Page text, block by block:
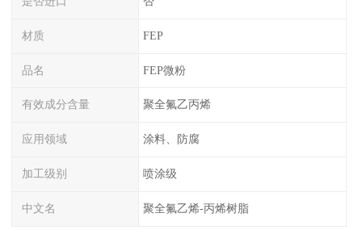
材质 FEP
品名 FEP微粉
有效成分含量 聚全氟乙丙烯
应用领域 涂料、防腐
加工级别 喷涂级
中文名 聚全氟乙烯-丙烯树脂